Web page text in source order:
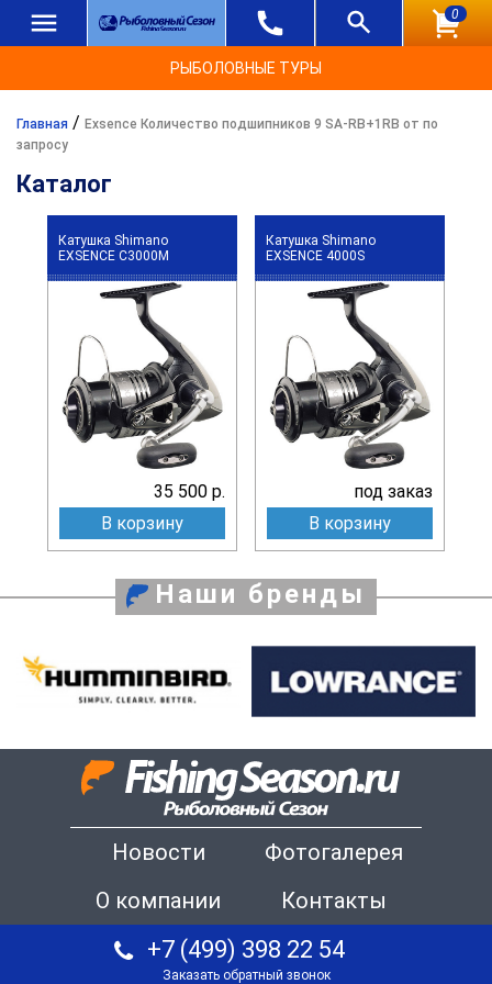
0
РЫБОЛОВНЫЕ ТУРЫ
Главная / Exsence Количество подшипников 9 SA-RB+1RB от по
запросу
Каталог
Катушка Shimano
EXSENCE C3000M
35 500 р.
В корзину
Катушка Shimano
EXSENCE 4000S
под заказ
В корзину
Наши бренды
Новости
Фотогалерея
О компании
Контакты
+7 (499) 398 22 54
Заказать обратный звонок